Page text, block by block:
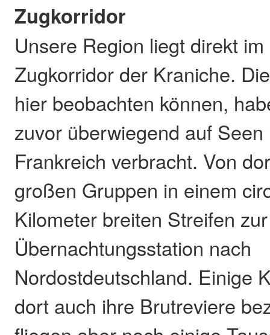
Zugkorridor
Unsere Region liegt direkt
Zugkorridor der Kraniche.
hier beobachten können,
zuvor überwiegend auf
Frankreich verbracht. Von
großen Gruppen in einem
Kilometer breiten Streifen
Übernachtungsstation nach
Nordostdeutschland. Einige
dort auch ihre Brutreviere